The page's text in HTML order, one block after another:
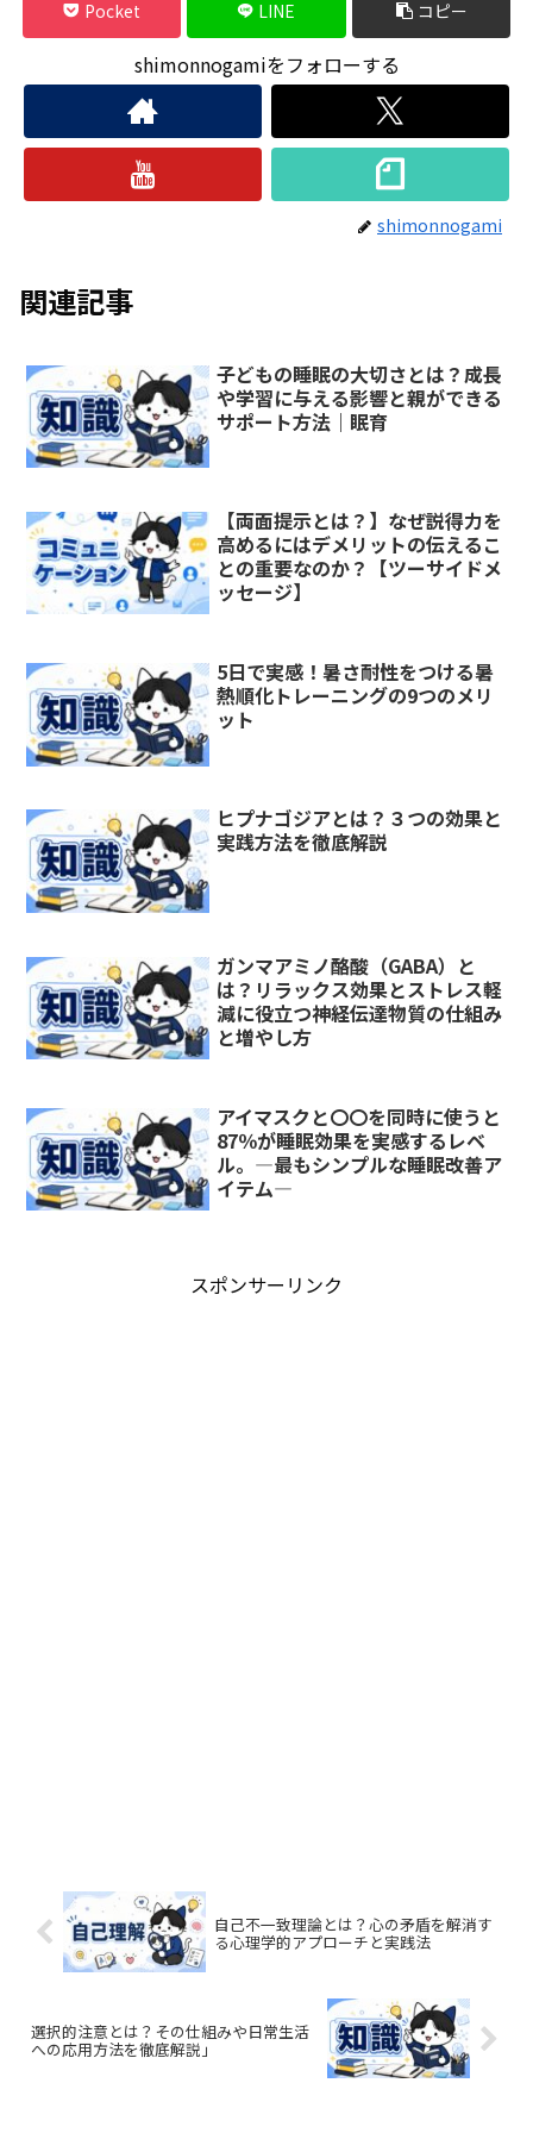
Pocket LINE コピー
shimonnogamiをフォローする
shimonnogami
関連記事
子どもの睡眠の大切さとは？成長
や学習に与える影響と親ができる
サポート方法｜眠育
【両面提示とは？】なぜ説得力を
高めるにはデメリットの伝えるこ
との重要なのか？【ツーサイドメ
ッセージ】
5日で実感！暑さ耐性をつける暑
熱順化トレーニングの9つのメリ
ット
ヒプナゴジアとは？３つの効果と
実践方法を徹底解説
ガンマアミノ酪酸（GABA）と
は？リラックス効果とストレス軽
減に役立つ神経伝達物質の仕組み
と増やし方
アイマスクと〇〇を同時に使うと
87％が睡眠効果を実感するレベ
ル。―最もシンプルな睡眠改善ア
イテム―
スポンサーリンク
自己不一致理論とは？心の矛盾を解消す
る心理学的アプローチと実践法
選択的注意とは？その仕組みや日常生活
への応用方法を徹底解説」